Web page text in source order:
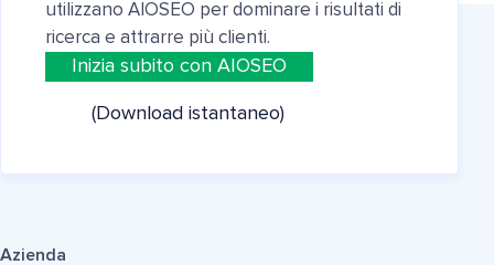
utilizzano AIOSEO per dominare i risultati di
ricerca e attrarre più clienti.
Inizia subito con AIOSEO
(Download istantaneo)
Azienda